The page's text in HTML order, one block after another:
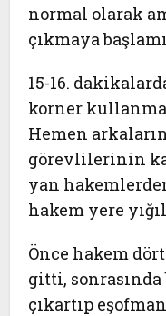
normal olarak
çıkmaya
15-16.
korner
Hemen
görevlilerinin
yan
hakem yere
Önce hakem
gitti, sonrasında
çıkartıp